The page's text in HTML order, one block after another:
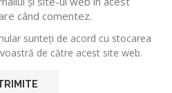
când comentez.
sunteți de acord cu stocarea
de către acest site web.